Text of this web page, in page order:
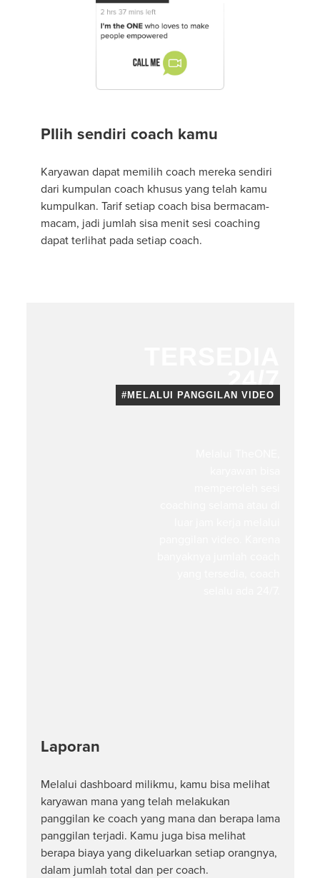
PIlih sendiri coach kamu
Karyawan dapat memilih coach mereka sendiri
dari kumpulan coach khusus yang telah kamu
kumpulkan. Tarif setiap coach bisa bermacam-
macam, jadi jumlah sisa menit sesi coaching
dapat terlihat pada setiap coach.
24/7
#MELALUI PANGGILAN VIDEO
Laporan
Melalui dashboard milikmu, kamu bisa melihat
karyawan mana yang telah melakukan
panggilan ke coach yang mana dan berapa lama
panggilan terjadi. Kamu juga bisa melihat
berapa biaya yang dikeluarkan setiap orangnya,
dalam jumlah total dan per coach.